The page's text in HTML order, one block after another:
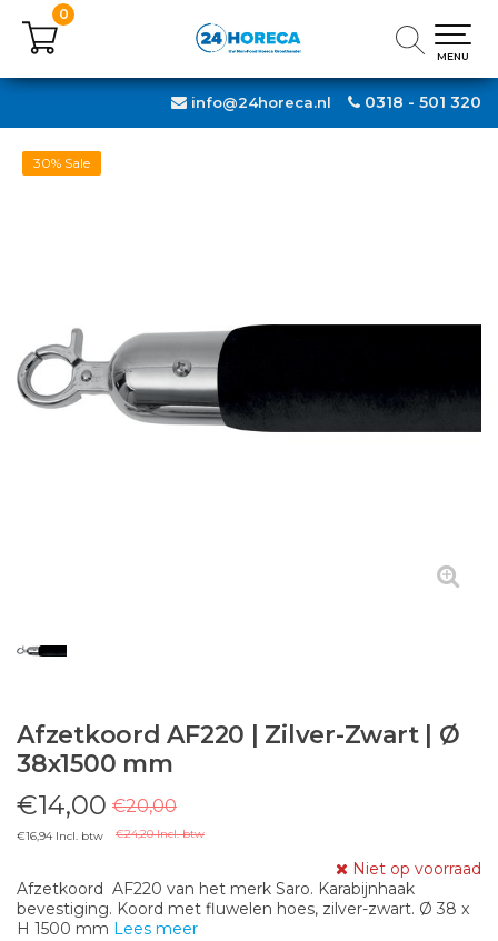
0318 - 501 320
info@24horeca.nl
0
MENU
0
MENU
30% Sale
Afzetkoord AF220 | Zilver-Zwart | Ø
38x1500 mm
€14,00 €20,00
€16,94 Incl. btw €24,20 Incl. btw
Niet op voorraad
Afzetkoord AF220 van het merk Saro. Karabijnhaak
bevestiging. Koord met fluwelen hoes, zilver-zwart. Ø 38 x
H 1500 mm Lees meer